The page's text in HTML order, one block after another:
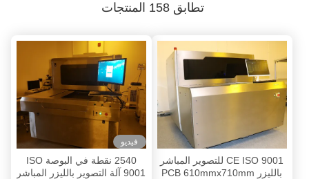
تطابق 158 المنتجات
CE ISO 9001 للتصوير المباشر
بالليزر PCB 610mmx710mm
فيديو
2540 نقطة في البوصة ISO
9001 آلة التصوير بالليزر المباشر